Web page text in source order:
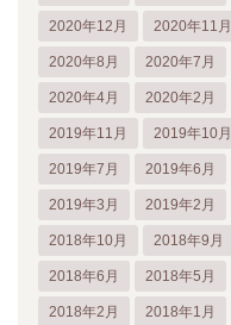
2020年12月 2020年11月
2020年8月 2020年7月
2020年4月 2020年2月
2019年11月 2019年10月
2019年7月 2019年6月
2019年3月 2019年2月
2018年10月 2018年9月
2018年6月 2018年5月
2018年2月 2018年1月